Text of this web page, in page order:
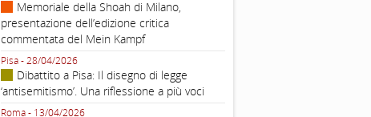
Memoriale della Shoah di Milano,
presentazione dell’edizione critica
commentata del Mein Kampf
Pisa - 28/04/2026
Dibattito a Pisa: Il disegno di legge
‘antisemitismo’. Una riflessione a più voci
Roma - 13/04/2026